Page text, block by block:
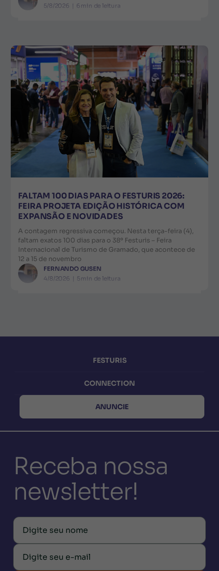
5/8/2026 | 6 min de leitura
FALTAM 100 DIAS PARA O FESTURIS 2026:
FEIRA PROJETA EDIÇÃO HISTÓRICA COM
EXPANSÃO E NOVIDADES
A contagem regressiva começou. Nesta terça-feira (4),
faltam exatos 100 dias para o 38º Festuris – Feira
Internacional de Turismo de Gramado, que acontece de
12 a 15 de novembro
FERNANDO GUSEN
4/8/2026 | 5min de leitura
FESTURIS
CONNECTION
ANUNCIE
Receba nossa
newsletter!